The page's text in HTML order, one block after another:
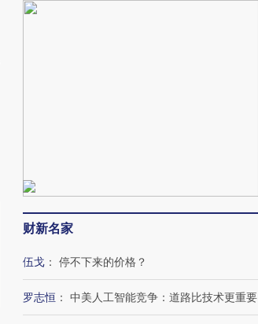
财新名家
伍戈 ： 停不下来的价格？
罗志恒 ： 中美人工智能竞争：道路比技术更重要